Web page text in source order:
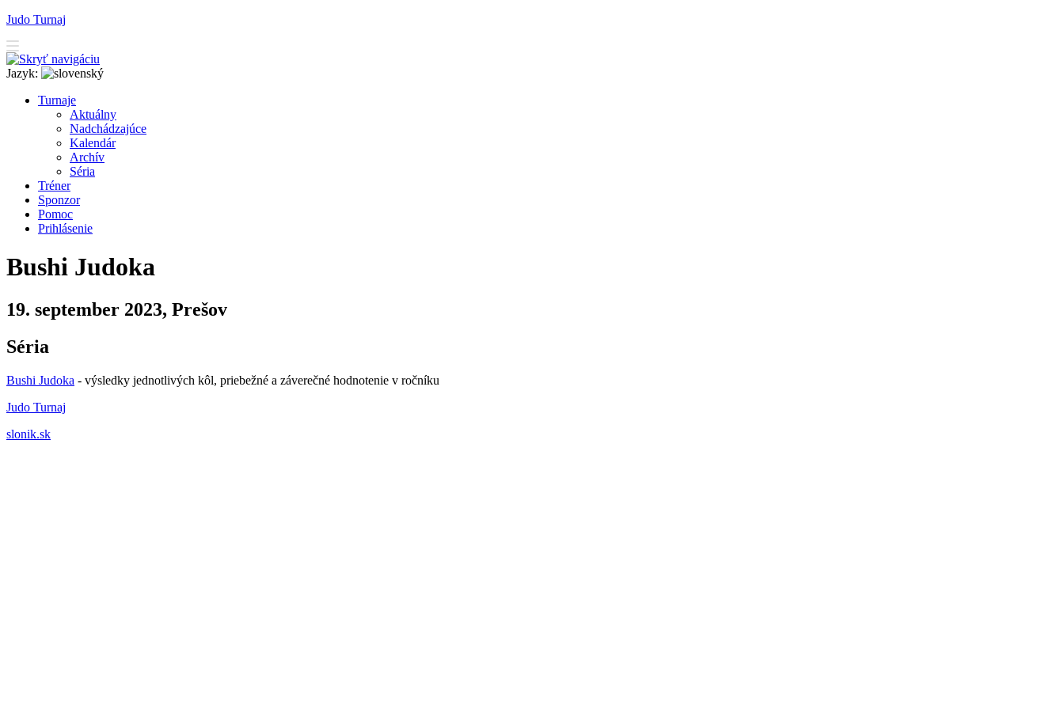
Judo Turnaj
Jazyk:
Turnaje
Aktuálny
Nadchádzajúce
Kalendár
Archív
Séria
Tréner
Sponzor
Pomoc
Prihlásenie
Bushi Judoka
19. september 2023, Prešov
Séria
Bushi Judoka - výsledky jednotlivých kôl, priebežné a záverečné hodnotenie v ročníku
Judo Turnaj
slonik.sk